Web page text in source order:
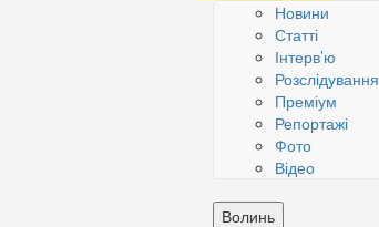
Новини
Статті
Інтерв’ю
Розслідування
Преміум
Репортажі
Фото
Відео
Волинь